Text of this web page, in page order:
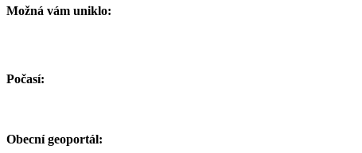
Možná vám uniklo:
Počasí:
Obecní geoportál: